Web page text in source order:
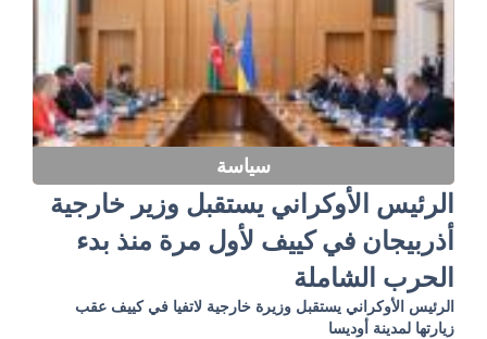
سياسة
الرئيس الأوكراني يستقبل وزير خارجية
أذربيجان في كييف لأول مرة منذ بدء
الحرب الشاملة
الرئيس الأوكراني يستقبل وزيرة خارجية لاتفيا في كييف عقب
زيارتها لمدينة أوديسا